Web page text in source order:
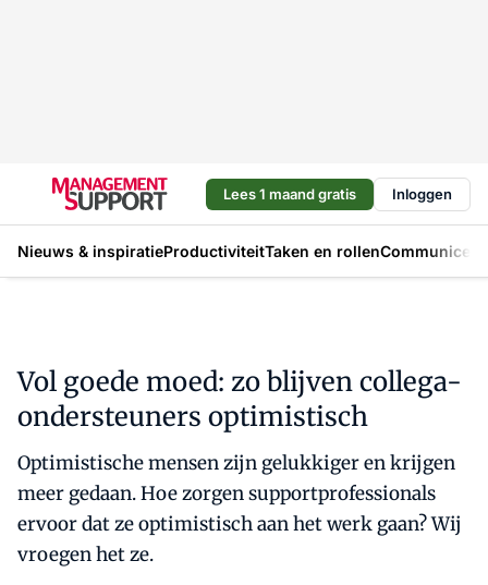
Lees 1 maand gratis Inloggen
Nieuws & inspiratieProductiviteitTaken en rollen
Vol goede moed: zo blijven collega-
ondersteuners optimistisch
Optimistische mensen zijn gelukkiger en krijgen
meer gedaan. Hoe zorgen supportprofessionals
ervoor dat ze optimistisch aan het werk gaan? Wij
vroegen het ze.